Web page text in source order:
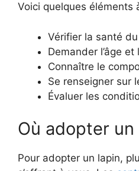
Voici quelques éléments
Vérifier la santé
Demander l’âge et
Connaître le
Se renseigner sur
Évaluer les
Où adopter un
Pour adopter un lapin,